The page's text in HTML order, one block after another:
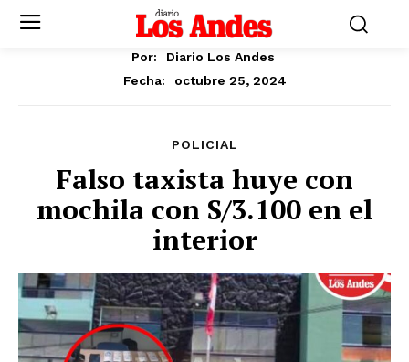
Por:
Diario Los Andes
Fecha:
octubre 25, 2024
POLICIAL
Falso taxista huye con
mochila con S/3.100 en el
interior